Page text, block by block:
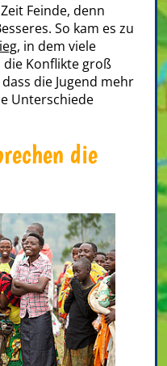
Feinde, denn
So kam es zu
, in dem viele
Konflikte groß
die Jugend mehr
Unterschiede
die